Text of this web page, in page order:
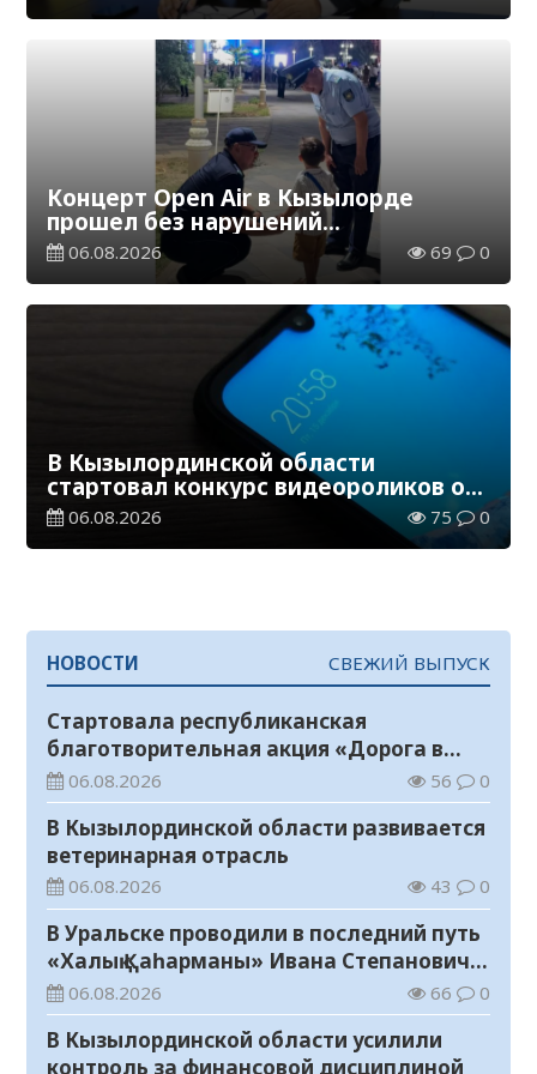
Концерт Open Air в Кызылорде
прошел без нарушений
общественного порядка
06.08.2026 69 0
В Кызылординской области
стартовал конкурс видеороликов о
семейных ценностях и Конституции
06.08.2026 75 0
НОВОСТИ СВЕЖИЙ ВЫПУСК
Стартовала республиканская
благотворительная акция «Дорога в
школу»
06.08.2026 56 0
В Кызылординской области развивается
ветеринарная отрасль
06.08.2026 43 0
В Уральске проводили в последний путь
«Халық Қаһарманы» Ивана Степановича
Гапича
06.08.2026 66 0
В Кызылординской области усилили
контроль за финансовой дисциплиной